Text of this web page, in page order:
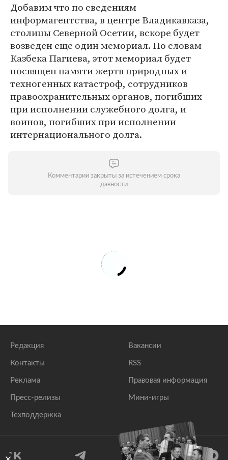
Добавим что по сведениям
информагентства, в центре Владикавказа,
столицы Северной Осетии, вскоре будет
возведен еще один мемориал. По словам
Казбека Пагиева, этот мемориал будет
посвящен памяти жертв природных и
техногенных катастроф, сотрудников
правоохранительных органов, погибших
при исполнении служебного долга, и
воинов, погибших при исполнении
интернационального долга.
Комментарии закрыты за истечением срока
давности
Редакция
Контакты
Реклама
Пресс-релизы
Техподдержка
Вакансии
RSS
Правовая информация
Мини-игры